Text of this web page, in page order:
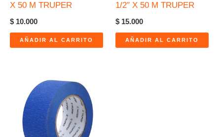
X 50 M TRUPER
$ 10.000
AÑADIR AL CARRITO
1/2″ X 50 M TRUPER
$ 15.000
AÑADIR AL CARRITO